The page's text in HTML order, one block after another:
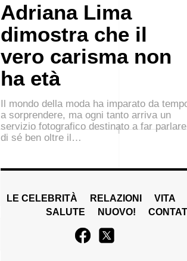
Adriana Lima
dimostra che il
vero carisma non
ha età
Il mondo della moda ha imparato da
a sorprendere, ma ogni tanto arriva un
servizio fotografico destinato a far parlare
di sé ben oltre il…
LE CELEBRITÀ RELAZIONI
VITA
SALUTE
NUOVO!